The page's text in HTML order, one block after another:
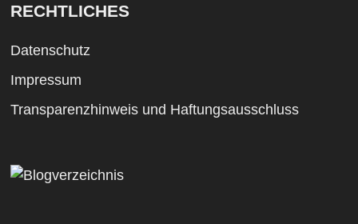
RECHTLICHES
Datenschutz
Impressum
Transparenzhinweis und Haftungsausschluss